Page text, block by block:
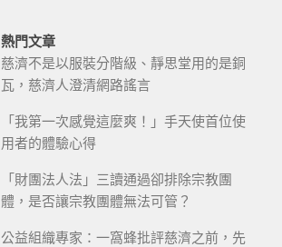
熱門文章
慈濟不是以服裝分階級、靜思堂用的是銅
瓦，慈濟人澄清網路謠言
「我第一次感覺這麼爽！」手天使首位使
用者的體驗心得
「財團法人法」三讀通過卻排除宗教團
體，是否讓宗教團體無法可管？
公益組織專家：一窩蜂批評慈濟之前，先